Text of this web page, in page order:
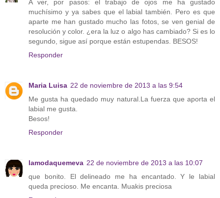
A ver, por pasos: el trabajo de ojos me ha gustado
muchísimo y ya sabes que el labial también. Pero es que
aparte me han gustado mucho las fotos, se ven genial de
resolución y color. ¿era la luz o algo has cambiado? Si es lo
segundo, sigue así porque están estupendas. BESOS!
Responder
Maria Luisa 22 de noviembre de 2013 a las 9:54
Me gusta ha quedado muy natural.La fuerza que aporta el
labial me gusta.
Besos!
Responder
lamodaquemeva 22 de noviembre de 2013 a las 10:07
que bonito. El delineado me ha encantado. Y le labial
queda precioso. Me encanta. Muakis preciosa